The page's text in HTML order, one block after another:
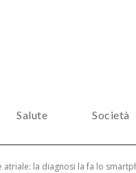
Salute Società
atriale: la diagnosi la fa lo